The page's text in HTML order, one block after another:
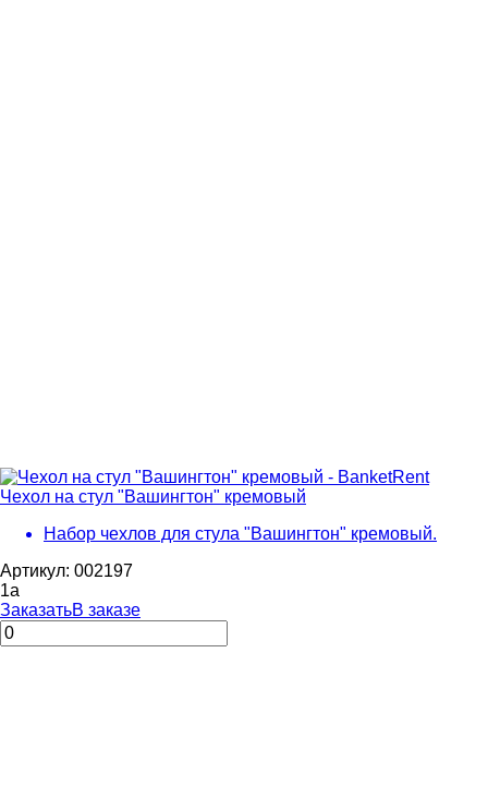
Чехол на стул "Вашингтон" кремовый
Набор чехлов для стула "Вашингтон" кремовый.
Артикул: 002197
1a
ЗаказатьВ заказе